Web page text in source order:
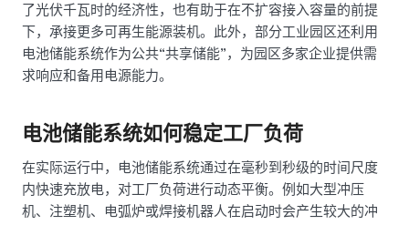
了光伏千瓦时的经济性，也有助于在不扩容接入容量的前提
下，承接更多可再生能源装机。此外，部分工业园区还利用
电池储能系统作为公共“共享储能”，为园区多家企业提供需
求响应和备用电源能力。
电池储能系统如何稳定工厂负荷
在实际运行中，电池储能系统通过在毫秒到秒级的时间尺度
内快速充放电，对工厂负荷进行动态平衡。例如大型冲压
机、注塑机、电弧炉或焊接机器人在启动时会产生较大的冲